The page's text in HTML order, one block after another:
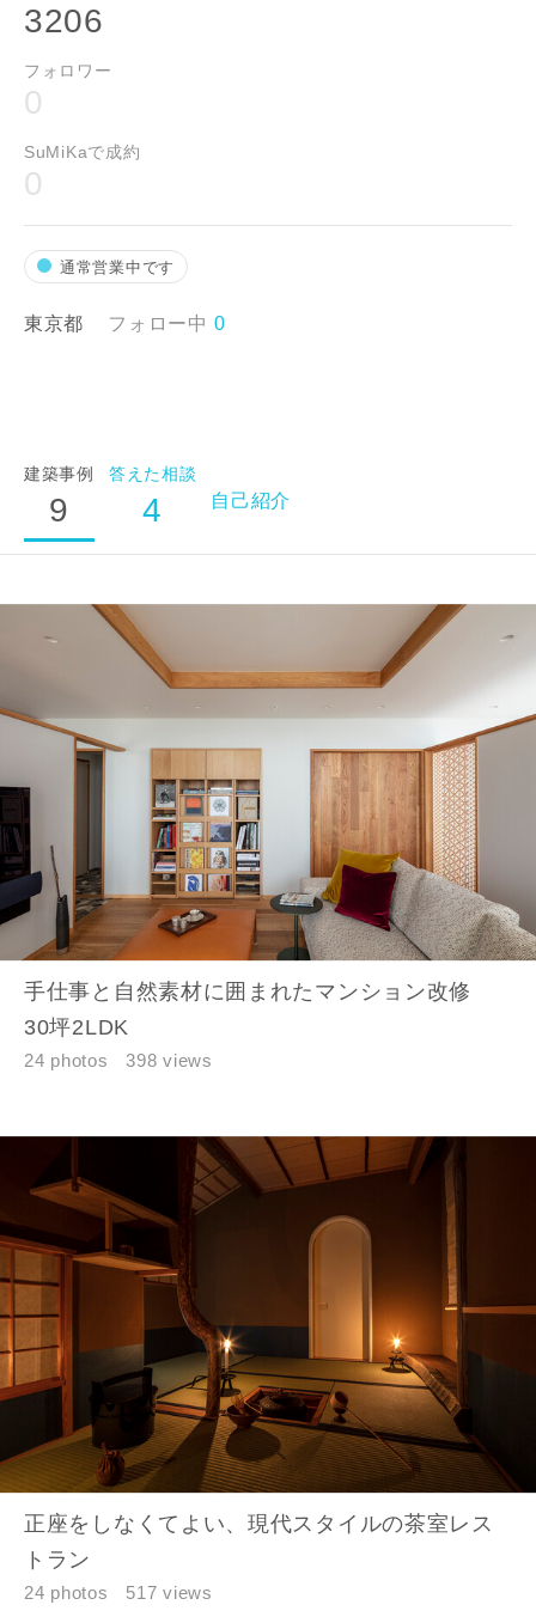
3206
フォロワー
0
SuMiKaで成約
0
通常営業中です
東京都 フォロー中 0
建築事例
9
答えた相談
4 自己紹介
手仕事と自然素材に囲まれたマンション改修
30坪2LDK
24 photos 398 views
正座をしなくてよい、現代スタイルの茶室レス
トラン
24 photos 517 views
メールアドレス
ご住所
郵便番号
都道府県